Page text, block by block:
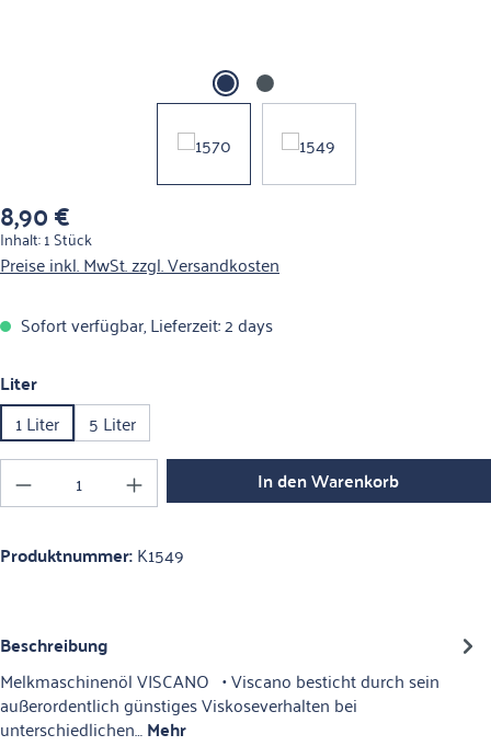
Regulärer Preis:
8,90 €
Inhalt:1 Stück
Preise inkl. MwSt. zzgl. Versandkosten
Sofort verfügbar, Lieferzeit: 2 days
Literauswählen
1 Liter 5 Liter
Produkt Anzahl: Gib den gewünschten Wert
In den Warenkorb
Produktnummer:K1549
Beschreibung
Melkmaschinenöl VISCANO • Viscano besticht durch sein
außerordentlich günstiges Viskoseverhalten bei
unterschiedlichen…Mehr